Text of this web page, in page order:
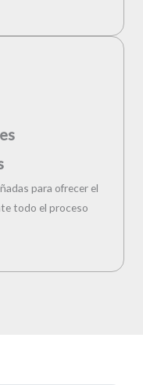
para ofrecer el
todo el proceso